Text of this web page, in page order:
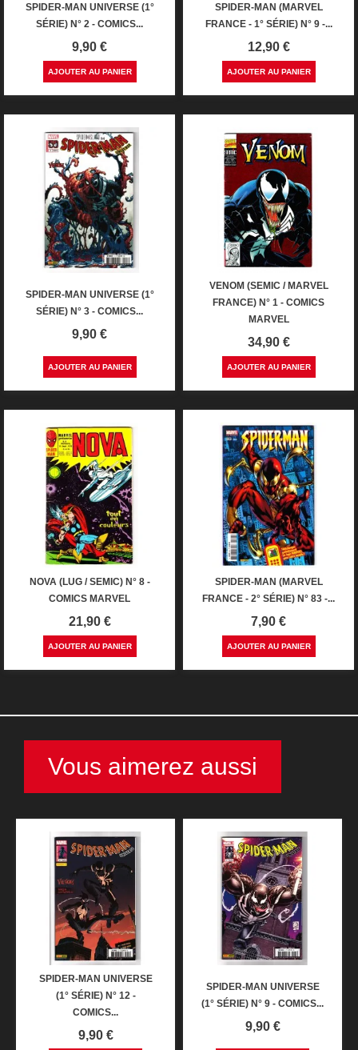
SPIDER-MAN UNIVERSE (1°
SÉRIE) N° 2 - COMICS...
Prix
9,90 €
AJOUTER AU PANIER
SPIDER-MAN (MARVEL
FRANCE - 1° SÉRIE) N° 9 -...
Prix
12,90 €
AJOUTER AU PANIER
SPIDER-MAN UNIVERSE (1°
SÉRIE) N° 3 - COMICS...
Prix
9,90 €
AJOUTER AU PANIER
VENOM (SEMIC / MARVEL
FRANCE) N° 1 - COMICS
MARVEL
Prix
34,90 €
AJOUTER AU PANIER
NOVA (LUG / SEMIC) N° 8 -
COMICS MARVEL
Prix
21,90 €
AJOUTER AU PANIER
SPIDER-MAN (MARVEL
FRANCE - 2° SÉRIE) N° 83 -...
Prix
7,90 €
AJOUTER AU PANIER
Vous aimerez aussi
SPIDER-MAN UNIVERSE
(1° SÉRIE) N° 12 -
COMICS...
Prix
9,90 €
SPIDER-MAN UNIVERSE
(1° SÉRIE) N° 9 - COMICS...
Prix
9,90 €